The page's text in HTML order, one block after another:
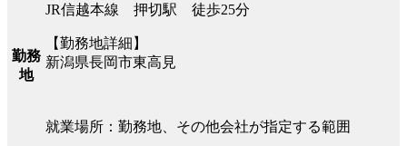
勤務
地
JR信越本線 押切駅 徒歩25分
【勤務地詳細】
新潟県長岡市東高見
就業場所：勤務地、その他会社が指定する範囲